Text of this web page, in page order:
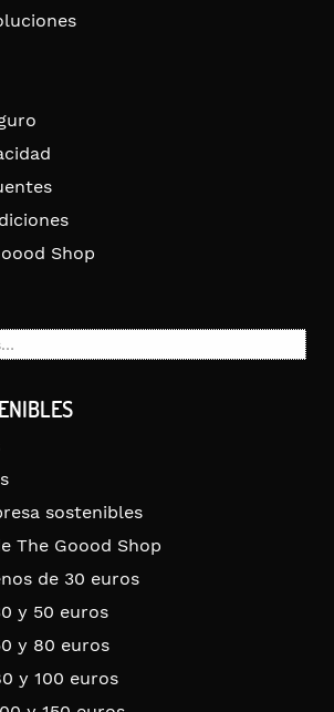
Shop
sostenibles
The Goood Shop
de 30 euros
y 50 euros
y 80 euros
y 100 euros